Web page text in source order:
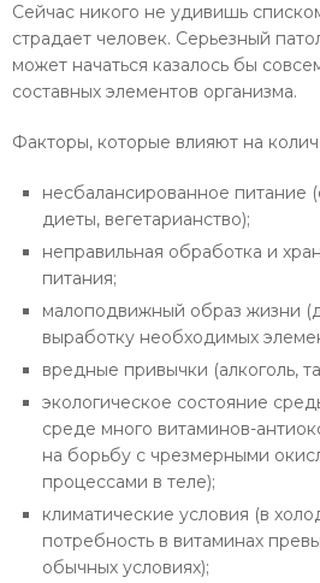
Сейчас никого не удивишь
страдает человек. Серьезный
может начаться казалось бы
составных элементов организма.
Факторы, которые влияют на
несбалансированное питание
диеты, вегетарианство);
неправильная обработка и
питания;
малоподвижный образ жизни
выработку необходимых
вредные привычки (алкоголь,
экологическое состояние
среде много витаминов-
на борьбу с чрезмерными
процессами в теле);
климатические условия (в
потребность в витаминах
обычных условиях);